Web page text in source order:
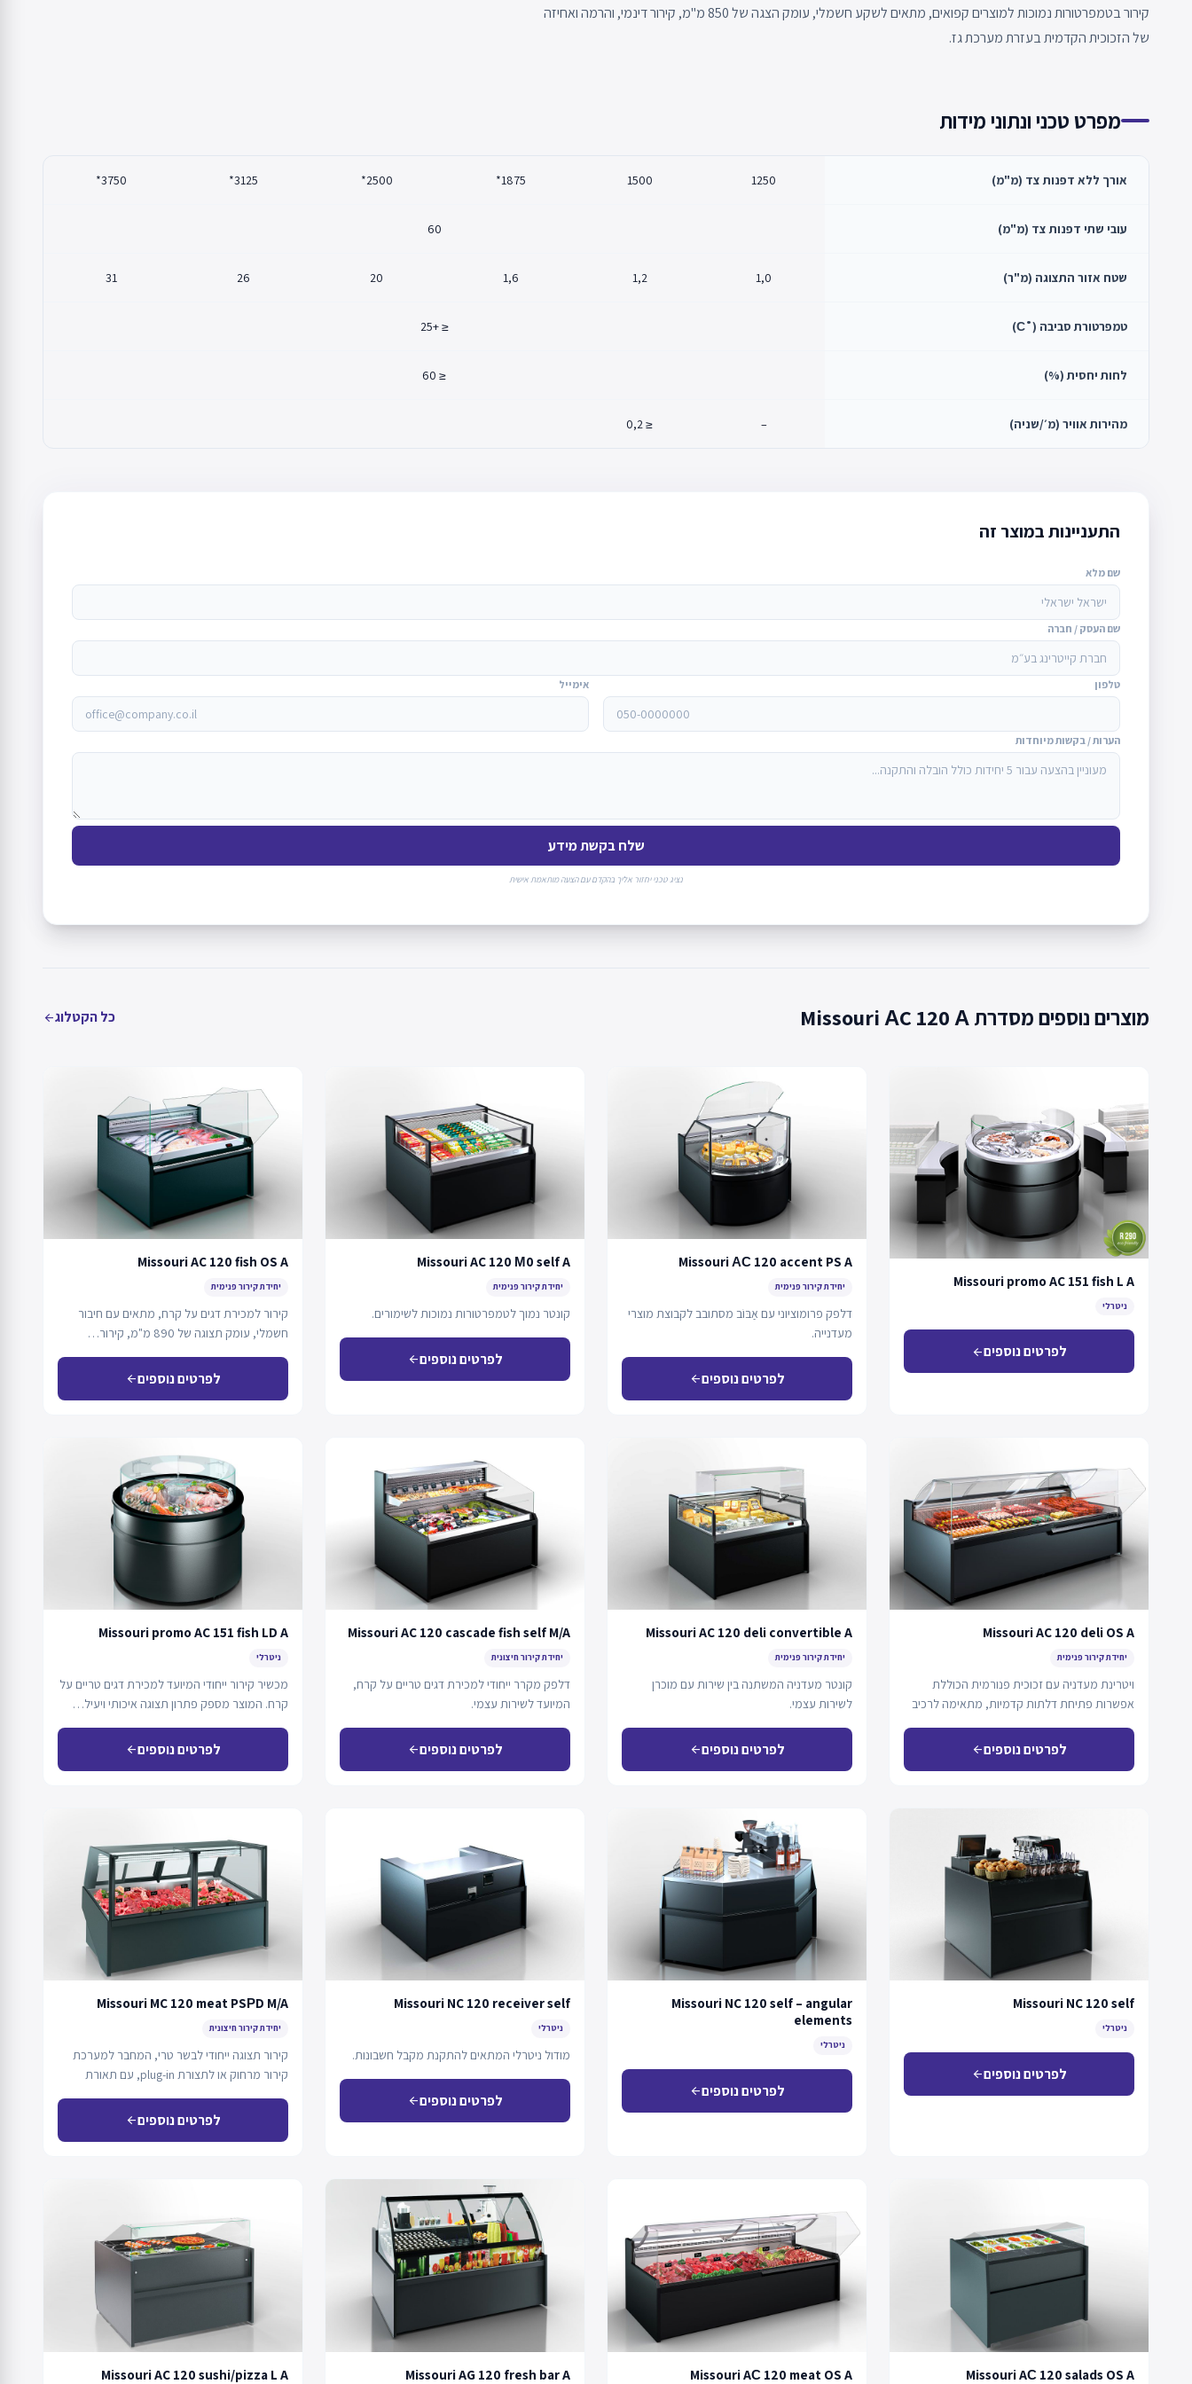
קירור בטמפרטורות נמוכות למוצרים קפואים, מתאים לשקע חשמלי, עומק הצגה של 850 מ"מ, קירור דינמי, והרמה ואחיזה
של הזכוכית הקדמית בעזרת מערכת גז.
מפרט טכני ונתוני מידות
אורך ללא דפנות צד (מ"מ) 1250
1500
1875*
2500*
3125*
3750*
עובי שתי דפנות צד (מ"מ) 60
שטח אזור התצוגה (מ"ר) 1,0
1,2
1,6
20
26
31
טמפרטורת סביבה (˚С) ≤ +25
לחות יחסית (%) ≤ 60
מהירות אוויר (מ׳/שניה) –
≤ 0,2
התעניינות במוצר זה
שם מלא
שם העסק / חברה
טלפון אימייל
הערות / בקשות מיוחדות
שלח בקשת מידע
נציג טכני יחזור אליך בהקדם עם הצעה מותאמת אישית
מוצרים נוספים מסדרת Missouri АC 120 А כל הקטלוגarrow_back
Missouri promo AC 151 fish L A
ניטרלי
לפרטים נוספיםarrow_back
Missouri АС 120 accent PS A
יחידת קירור פנימית
דלפק פרומוציוני עם אַבּוֹב מסתובב לקבוצת מוצרי
מעדנייה.
לפרטים נוספיםarrow_back
Missouri AC 120 М0 self A
יחידת קירור פנימית
קונטר נמוך לטמפרטורות נמוכות לשימורים.
לפרטים נוספיםarrow_back
Missouri AC 120 fish OS A
יחידת קירור פנימית
קירור למכירת דגים על קרח, מתאים עם חיבור
חשמלי, עומק תצוגה של 890 מ"מ, קירור…
לפרטים נוספיםarrow_back
Missouri AC 120 deli OS A
יחידת קירור פנימית
ויטרינת מעדניה עם זכוכית פנורמית הכוללת
אפשרות פתיחת דלתות קדמיות, מתאימה לרכיב
לפרטים נוספיםarrow_back
Missouri AC 120 deli convertible A
יחידת קירור פנימית
קונטר מעדניה המשתנה בין שירות עם מוכרן
לשירות עצמי.
לפרטים נוספיםarrow_back
Missouri AC 120 cascade fish self M/A
יחידת קירור חיצונית
דלפק מקרר ייחודי למכירת דגים טריים על קרח,
המיועד לשירות עצמי.
לפרטים נוספיםarrow_back
Missouri promo AC 151 fish LD A
ניטרלי
מכשיר קירור ייחודי המיועד למכירת דגים טריים על
קרח. המוצר מספק פתרון תצוגה איכותי ויעיל…
לפרטים נוספיםarrow_back
Missouri NC 120 self
ניטרלי
לפרטים נוספיםarrow_back
Missouri NC 120 self – angular
elements
ניטרלי
לפרטים נוספיםarrow_back
Missouri NC 120 receiver self
ניטרלי
מודול ניטרלי המתאים להתקנת מקבל חשבונות.
לפרטים נוספיםarrow_back
Missouri MC 120 meat PSРD M/A
יחידת קירור חיצונית
קירור תצוגה ייחודי לבשר טרי, המחבר למערכת
קירור מרחוק או לתצורת plug-in, עם תאורת
לפרטים נוספיםarrow_back
Missouri AС 120 salads OS A
Missouri AС 120 meat OS A
Missouri AG 120 fresh bar A
Missouri AC 120 sushi/pizza L A